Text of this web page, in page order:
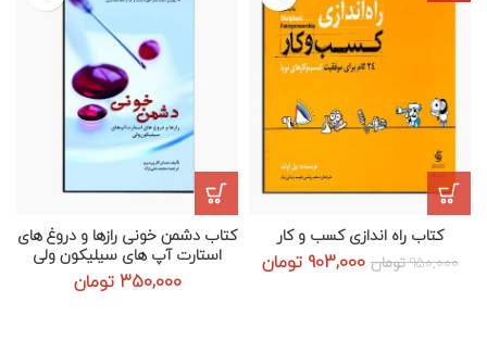
کتاب راه‌ اندازی کسب‌ و‌ کار
950,000تومانقیمت
903,000 تومانقیمت
کتاب دشمن خونی رازها و دروغ های
استارت آپ های سیلیکون ولی
350,000 تومان